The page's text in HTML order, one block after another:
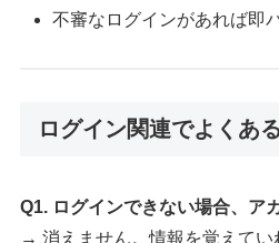
不審なログインがあれば即
ログイン関連でよくあ
Q1. ログインできない場合、ア
→ 消えません。情報を覚えてい